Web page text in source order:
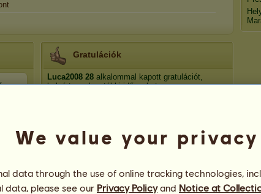
Gratulációk
Luca2008 28 alkalommal kapott gratulációt,
beleértve a legutóbbi időszakot:
Maya Heitler
66 nap ezelőtt
67 nap ezelőtt
We value your privacy
data through the use of online tracking technologies,
data, please see our Privacy Policyand Notice at